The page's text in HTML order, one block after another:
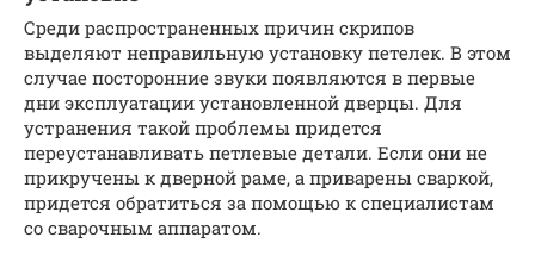
Среди распространенных причин скрипов
выделяют неправильную установку петелек. В этом
случае посторонние звуки появляются в первые
дни эксплуатации установленной дверцы. Для
устранения такой проблемы придется
переустанавливать петлевые детали. Если они не
прикручены к дверной раме, а приварены сваркой,
придется обратиться за помощью к специалистам
со сварочным аппаратом.